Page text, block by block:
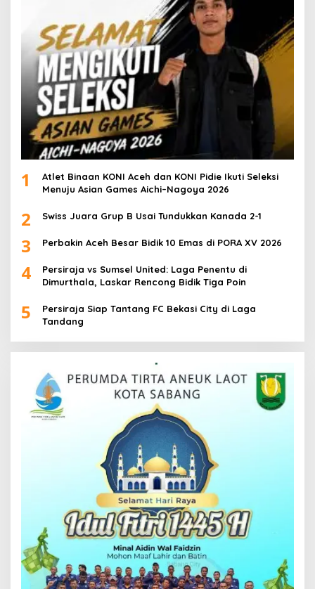
1
Atlet Binaan KONI Aceh dan KONI Pidie Ikuti Seleksi
Menuju Asian Games Aichi–Nagoya 2026
2 Swiss Juara Grup B Usai Tundukkan Kanada 2-1
3 Perbakin Aceh Besar Bidik 10 Emas di PORA XV 2026
4
Persiraja vs Sumsel United: Laga Penentu di
Dimurthala, Laskar Rencong Bidik Tiga Poin
5
Persiraja Siap Tantang FC Bekasi City di Laga
Tandang